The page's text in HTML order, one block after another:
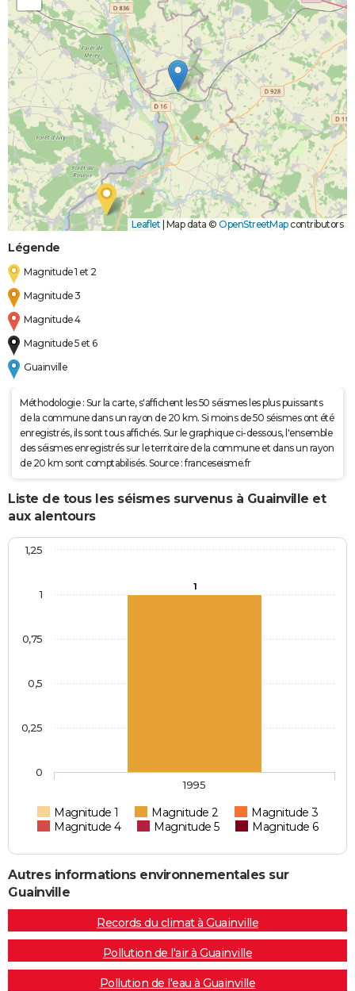
Leaflet Map data © OpenStreetMapcontributors
Légende
Magnitude 1 et 2
Magnitude 3
Magnitude 4
Magnitude 5 et 6
Guainville
Méthodologie : Sur la carte, s'affichent les 50 séismes les plus puissants
de la commune dans un rayon de 20 km. Si moins de 50 séismes ont été
enregistrés, ils sont tous affichés. Sur le graphique ci-dessous, l'ensemble
des séismes enregistrés sur le territoire de la commune et dans un rayon
de 20 km sont comptabilisés. Source : franceseisme.fr
Liste de tous les séismes survenus à Guainville et
aux alentours
1
Magnitude 1 Magnitude 2
Magnitude 3
Magnitude 4
Magnitude 5 Magnitude 6
1995
0
0,25
0,5
0,75
1
1,25
Autres informations environnementales sur
Guainville
Records du climat à Guainville
Pollution de l'air à Guainville
Pollution de l'eau à Guainville